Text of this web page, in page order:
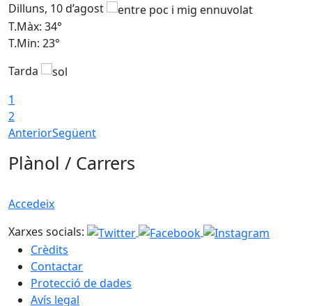
Dilluns, 10 d’agost
T.Màx: 34°
T.Min: 23°
Tarda
1
2
AnteriorSegüent
Plànol / Carrers
Accedeix
Xarxes socials:
Crèdits
Contactar
Protecció de dades
Avís legal